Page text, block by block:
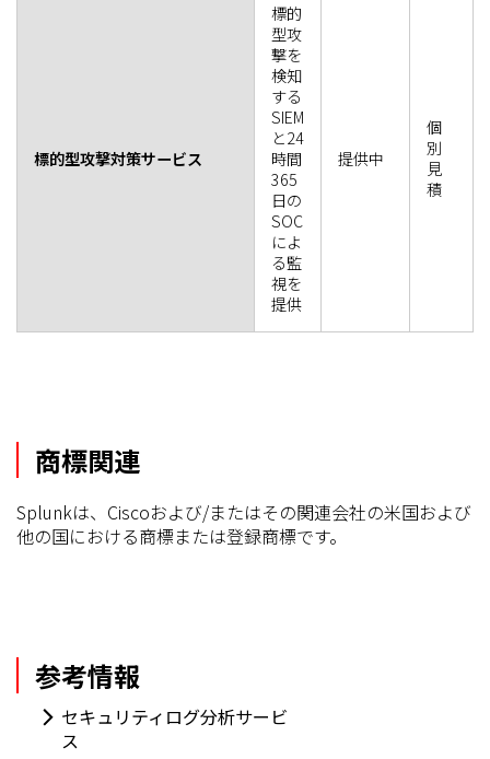
標的型攻撃対策サービス
標的
型攻
撃を
検知
する
SIEM
と24
時間
365
日の
SOC
によ
る監
視を
提供
提供中
個
別
見
積
商標関連
Splunkは、Ciscoおよび/またはその関連会社の米国および
他の国における商標または登録商標です。
参考情報
セキュリティログ分析サービ
ス